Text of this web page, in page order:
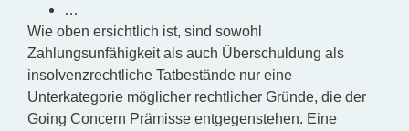
…
Wie oben ersichtlich ist, sind sowohl
Zahlungsunfähigkeit als auch Überschuldung als
insolvenzrechtliche Tatbestände nur eine
Unterkategorie möglicher rechtlicher Gründe, die der
Going Concern Prämisse entgegenstehen. Eine